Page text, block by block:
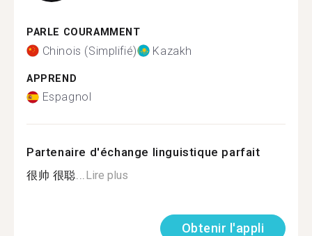
PARLE COURAMMENT
Chinois (Simplifié) Kazakh
APPREND
Espagnol
Partenaire d'échange linguistique parfait
很帅 很聪...Lire plus
Obtenir l'appli